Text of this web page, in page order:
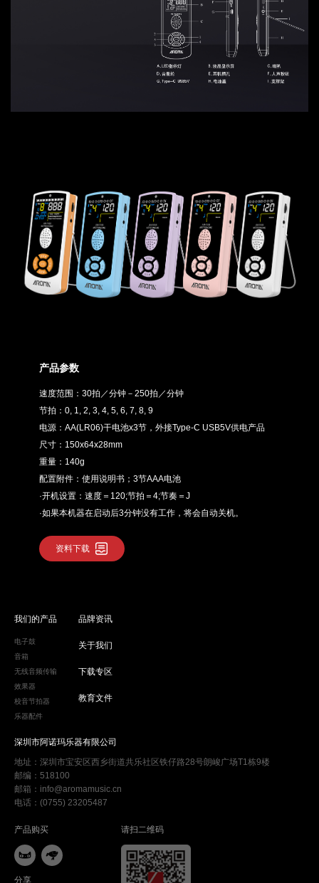
产品参数
速度范围：30拍／分钟－250拍／分钟
节拍：0, 1, 2, 3, 4, 5, 6, 7, 8, 9
电源：AA(LR06)干电池x3节，外接Type-C USB5V供电产品
尺寸：150x64x28mm
重量：140g
配置附件：使用说明书；3节AAA电池
·开机设置：速度＝120;节拍＝4;节奏＝J
·如果本机器在启动后3分钟没有工作，将会自动关机。
资料下载
我们的产品
电子鼓
音箱
无线音频传输
效果器
校音节拍器
乐器配件
品牌资讯
关于我们
下载专区
教育文件
深圳市阿诺玛乐器有限公司
地址：深圳市宝安区西乡街道共乐社区铁仔路28号朗峻广场T1栋9楼
邮编：518100
邮箱：info@aromamusic.cn
电话：(0755) 23205487
产品购买
 
分享
请扫二维码